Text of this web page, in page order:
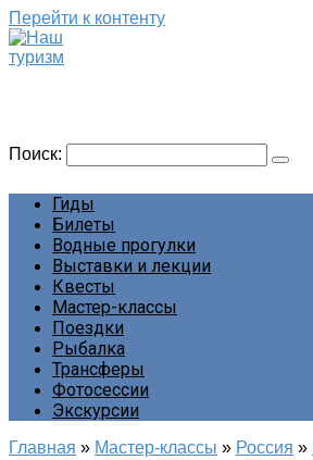
Перейти к контенту
Поиск:
Гиды
Билеты
Водные прогулки
Выставки и лекции
Квесты
Мастер-классы
Поездки
Рыбалка
Трансферы
Фотосессии
Экскурсии
Главная » Мастер-классы » Россия »